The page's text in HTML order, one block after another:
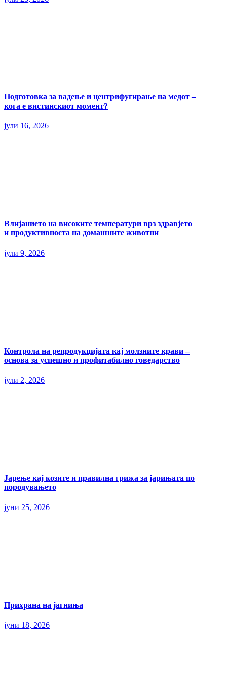
Подготовка за вадење и центрифугирање на медот –
кога е вистинскиот момент?
јули 16, 2026
Влијанието на високите температури врз здравјето
и продуктивноста на домашните животни
јули 9, 2026
Контрола на репродукцијата кај молзните крави –
основа за успешно и профитабилно говедарство
јули 2, 2026
Јарење кај козите и правилна грижа за јарињата по
породувањето
јуни 25, 2026
Прихрана на јагниња
јуни 18, 2026